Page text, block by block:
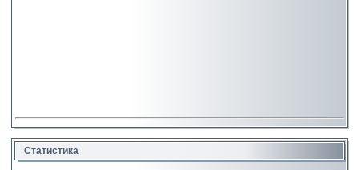
Статистика